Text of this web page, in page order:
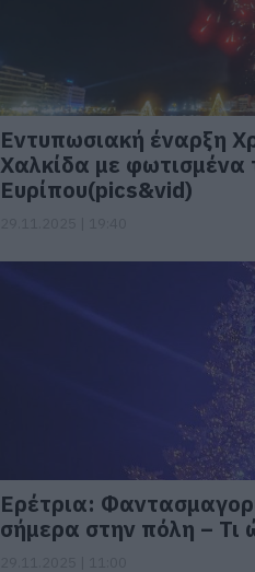
Εντυπωσιακή έναρξη
Χαλκίδα με φωτισμένα
Ευρίπου(pics&vid)
Ερέτρια:
σήμερα στην πόλη – Τι